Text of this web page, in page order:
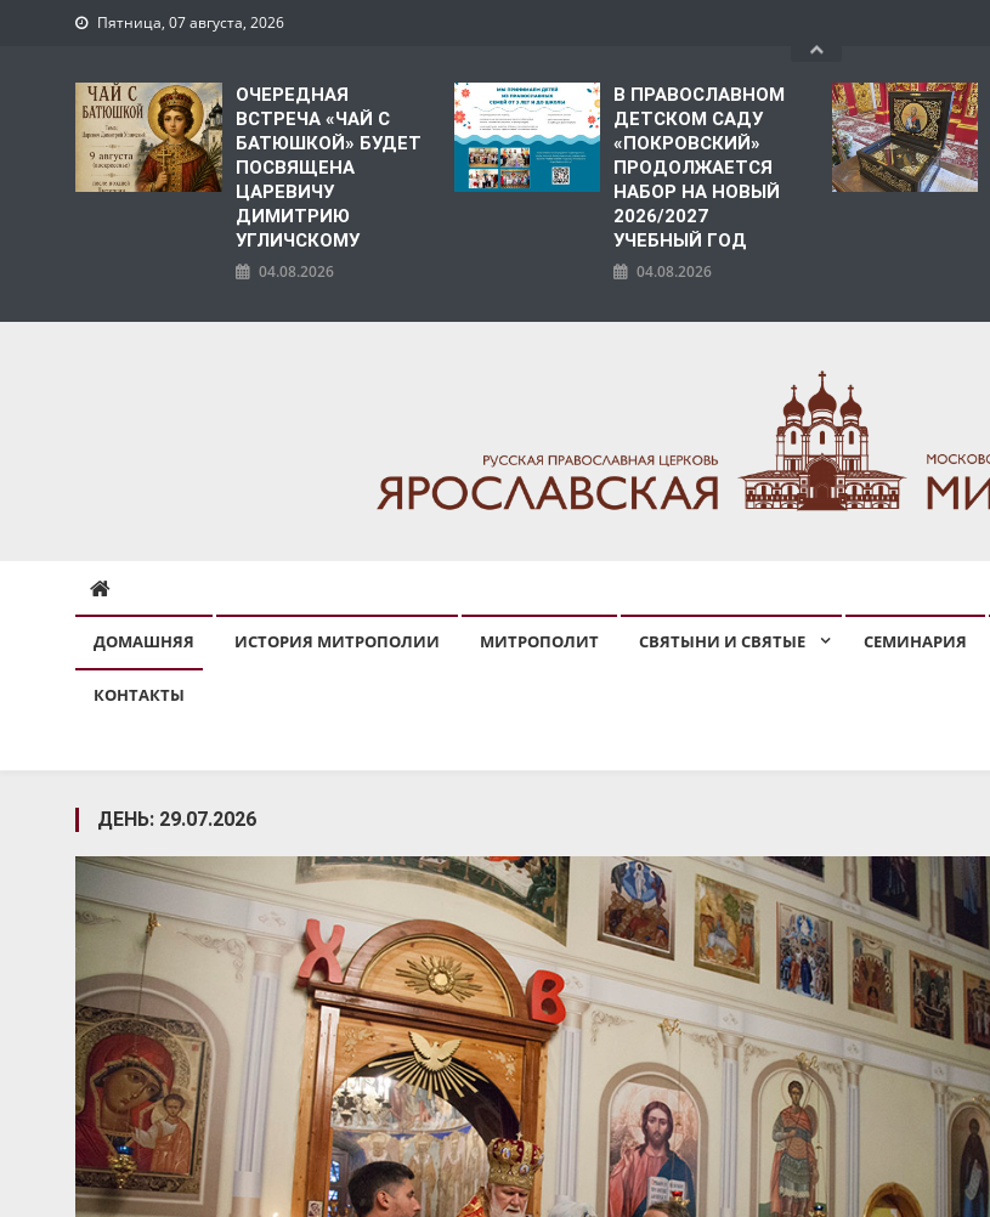
Пятница, 07 августа, 2026
ОЧЕРЕДНАЯ
ВСТРЕЧА «ЧАЙ С
БАТЮШКОЙ» БУДЕТ
ПОСВЯЩЕНА
ЦАРЕВИЧУ
ДИМИТРИЮ
УГЛИЧСКОМУ
04.08.2026
В ПРАВОСЛАВНОМ
ДЕТСКОМ САДУ
«ПОКРОВСКИЙ»
ПРОДОЛЖАЕТСЯ
НАБОР НА НОВЫЙ
2026/2027
УЧЕБНЫЙ ГОД
04.08.2026
ДОМАШНЯЯ ИСТОРИЯ МИТРОПОЛИИ МИТРОПОЛИТ СВЯТЫНИ И СВЯТЫЕ СЕМИНАРИЯ
КОНТАКТЫ
ДЕНЬ: 29.07.2026